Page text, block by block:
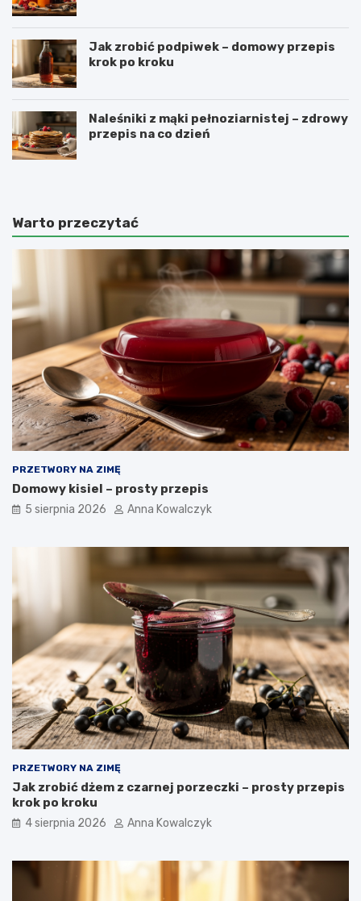
Jak zrobić podpiwek – domowy przepis
krok po kroku
Naleśniki z mąki pełnoziarnistej – zdrowy
przepis na co dzień
Warto przeczytać
PRZETWORY NA ZIMĘ
Domowy kisiel – prosty przepis
5 sierpnia 2026 Anna Kowalczyk
PRZETWORY NA ZIMĘ
Jak zrobić dżem z czarnej porzeczki – prosty przepis
krok po kroku
4 sierpnia 2026 Anna Kowalczyk